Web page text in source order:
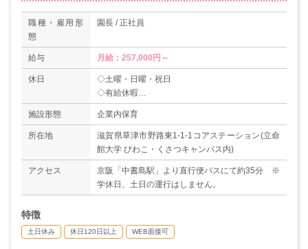
職種・雇用形
態
園長 / 正社員
給与 月給：257,000円～
休日
◇土曜・日曜・祝日
◇有給休暇
◇夏季休暇・冬季休暇
◇年末年始
◇慶弔休暇
施設形態 企業内保育
所在地
滋賀県草津市野路東1-1-1コアステーション(立命
館大学 びわこ・くさつキャンパス内)
アクセス
京阪「中書島駅」より直行便バスにて約35分 ※
学休日、土日の運行はしません。
特徴
土日休み 休日120日以上 WEB面接可